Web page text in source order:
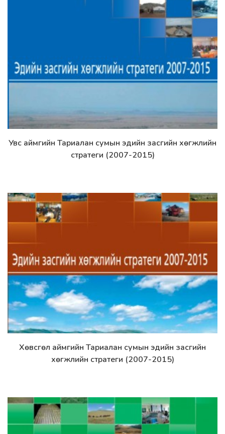
Дэлгэрэнгүй
Увс аймгийн Тариалан сумын эдийн засгийн хөгжлийн
стратеги (2007-2015)
Дэлгэрэнгүй
Хөвсгөл аймгийн Тариалан сумын эдийн засгийн
хөгжлийн стратеги (2007-2015)